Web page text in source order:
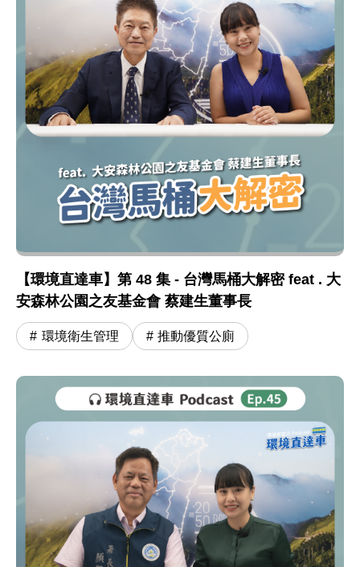
【環境直達車】第 48 集 - 台灣馬桶大解密 feat . 大
安森林公園之友基金會 蔡建生董事長
環境衛生管理 推動優質公廁